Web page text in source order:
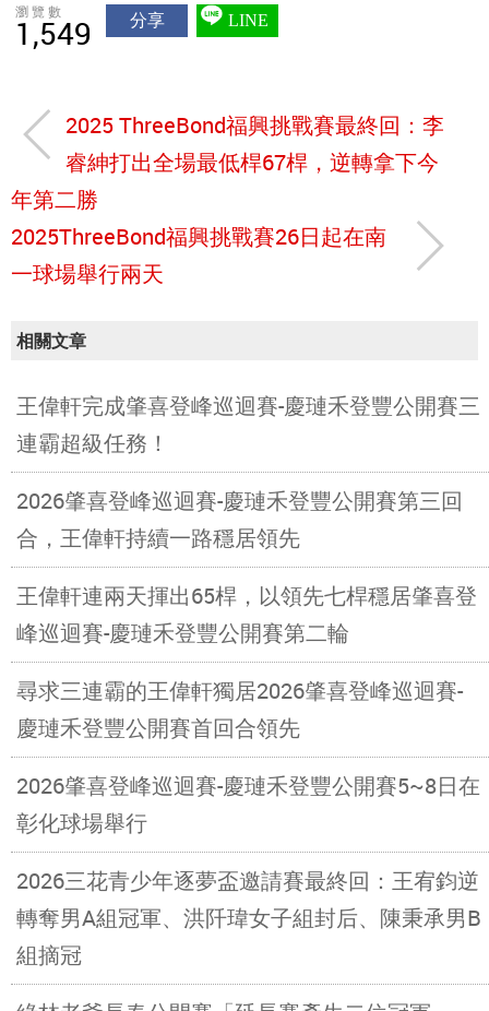
瀏覽數
1,549 分享 LINE
2025 ThreeBond福興挑戰賽最終回：李
睿紳打出全場最低桿67桿，逆轉拿下今
年第二勝
2025ThreeBond福興挑戰賽26日起在南
一球場舉行兩天
相關文章
王偉軒完成肇喜登峰巡迴賽-慶璉禾登豐公開賽三
連霸超級任務！
2026肇喜登峰巡迴賽-慶璉禾登豐公開賽第三回
合，王偉軒持續一路穩居領先
王偉軒連兩天揮出65桿，以領先七桿穩居肇喜登
峰巡迴賽-慶璉禾登豐公開賽第二輪
尋求三連霸的王偉軒獨居2026肇喜登峰巡迴賽-
慶璉禾登豐公開賽首回合領先
2026肇喜登峰巡迴賽-慶璉禾登豐公開賽5~8日在
彰化球場舉行
2026三花青少年逐夢盃邀請賽最終回：王宥鈞逆
轉奪男A組冠軍、洪阡瑋女子組封后、陳秉承男B
組摘冠